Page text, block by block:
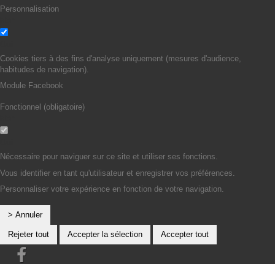
Personnalisation
Cookies tiers à des fins d'analyse uniquement (mesures d'audience,
habitudes de navigation).
Module Facebook
Fonctionnel (obligatoire)
Nécessaire pour naviguer sur ce site et utiliser ses fonctions.
Vous identifier en tant qu'utilisateur et enregistrer vos préférences.
Personnaliser votre expérience en fonction de votre navigation.
> Annuler
Rejeter tout Accepter la sélection Accepter tout